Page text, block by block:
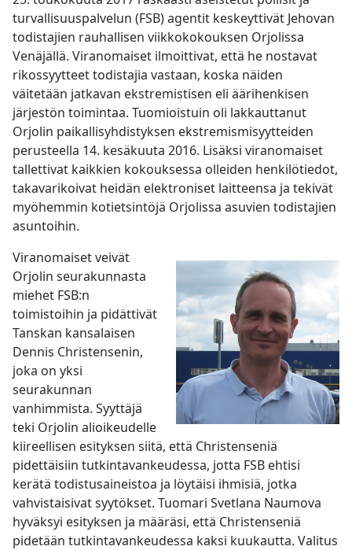
turvallisuuspalvelun (FSB) agentit keskeyttivät Jehovan
todistajien rauhallisen viikkokokouksen Orjolissa
Venäjällä. Viranomaiset ilmoittivat, että he nostavat
rikossyytteet todistajia vastaan, koska näiden
väitetään jatkavan ekstremistisen eli äärihenkisen
järjestön toimintaa. Tuomioistuin oli lakkauttanut
Orjolin paikallisyhdistyksen ekstremismisyytteiden
perusteella 14. kesäkuuta 2016. Lisäksi viranomaiset
tallettivat kaikkien kokouksessa olleiden henkilötiedot,
takavarikoivat heidän elektroniset laitteensa ja tekivät
myöhemmin kotietsintöjä Orjolissa asuvien todistajien
asuntoihin.
Viranomaiset veivät
Orjolin seurakunnasta
miehet FSB:n
toimistoihin ja pidättivät
Tanskan kansalaisen
Dennis Christensenin,
joka on yksi
seurakunnan
vanhimmista. Syyttäjä
teki Orjolin alioikeudelle
kiireellisen esityksen siitä, että Christenseniä
pidettäisiin tutkintavankeudessa, jotta FSB ehtisi
kerätä todistusaineistoa ja löytäisi ihmisiä, jotka
vahvistaisivat syytökset. Tuomari Svetlana Naumova
hyväksyi esityksen ja määräsi, että Christenseniä
pidetään tutkintavankeudessa kaksi kuukautta. Valitus